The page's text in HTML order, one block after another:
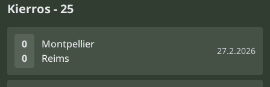
Kierros - 25
0
0
Montpellier
Reims
27.2.2026